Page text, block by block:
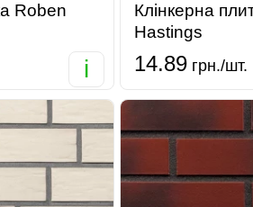
Roben
i
Клінкерна
Hastings
14.89грн./шт.